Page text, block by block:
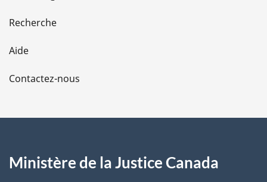
e
l
a
e
Recherche
Aide
Contactez-nous
Ministère de la Justice Canada